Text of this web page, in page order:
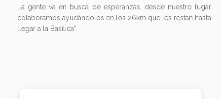
La gente va en busca de esperanzas, desde nuestro lugar
colaboramos ayudándolos en los 26km que les restan hasta
llegar a la Basílica”.